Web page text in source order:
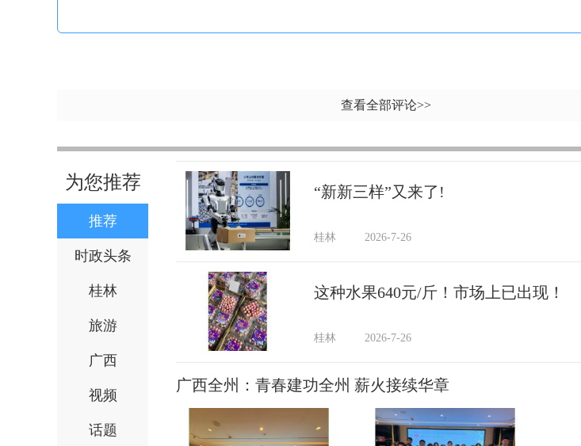
查看全部评论>>
为您推荐
推荐
时政头条
桂林
旅游
广西
视频
话题
“新新三样”又来了!
桂林 2026-7-26
这种水果640元/斤！市场上已出现！
桂林 2026-7-26
广西全州：青春建功全州 薪火接续华章